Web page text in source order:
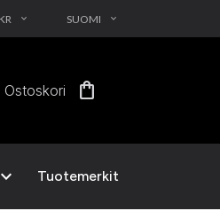
EXPAND_MORE SUOMI EXPAND_MORE
Ostoskori shopping_bag
expand_more Tuotemerkit